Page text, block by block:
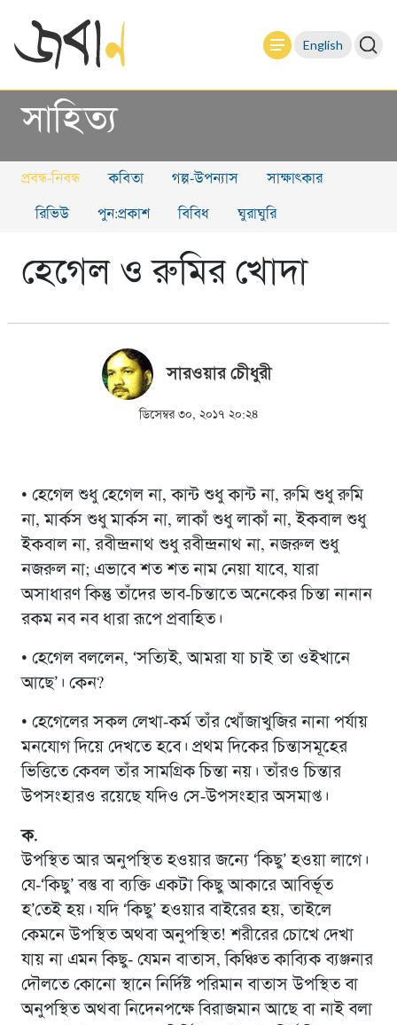
English
সাহিত্য
প্রবন্ধ-নিবন্ধ কবিতা গল্প-উপন্যাস সাক্ষাৎকার
রিভিউ পুন:প্রকাশ বিবিধ ঘুরাঘুরি
হেগেল ও রুমির খোদা
সারওয়ার চেীধুরী
ডিসেম্বর ৩০, ২০১৭ ২০:২৪
• হেগেল শুধু হেগেল না, কান্ট শুধু কান্ট না, রুমি শুধু রুমি
না, মার্কস শুধু মার্কস না, লাকাঁ শুধু লাকাঁ না, ইকবাল শুধু
ইকবাল না, রবীন্দ্রনাথ শুধু রবীন্দ্রনাথ না, নজরুল শুধু
নজরুল না; এভাবে শত শত নাম নেয়া যাবে, যারা
অসাধারণ কিন্তু তাঁদের ভাব-চিন্তাতে অনেকের চিন্তা নানান
রকম নব নব ধারা রূপে প্রবাহিত।
• হেগেল বললেন, ‘সত্যিই, আমরা যা চাই তা ওইখানে
আছে’। কেন?
• হেগেলের সকল লেখা-কর্ম তাঁর খোঁজাখুজির নানা পর্যায়
মনযোগ দিয়ে দেখতে হবে। প্রথম দিকের চিন্তাসমূহের
ভিত্তিতে কেবল তাঁর সামগ্রিক চিন্তা নয়। তাঁরও চিন্তার
উপসংহারও রয়েছে যদিও সে-উপসংহার অসমাপ্ত।
ক.
উপস্থিত আর অনুপস্থিত হওয়ার জন্যে ‘কিছু’ হওয়া লাগে।
যে-‘কিছু’ বস্তু বা ব্যক্তি একটা কিছু আকারে আবির্ভূত
হ’তেই হয়। যদি ‘কিছু’ হওয়ার বাইরের হয়, তাইলে
কেমনে উপস্থিত অথবা অনুপস্থিত! শরীরের চোখে দেখা
যায় না এমন কিছু- যেমন বাতাস, কিঞ্চিত কাব্যিক ব্যঞ্জনার
দৌলতে কোনো স্থানে নির্দিষ্ট পরিমান বাতাস উপস্থিত বা
অনুপস্থিত অথবা নিদেনপক্ষে বিরাজমান আছে বা নাই বলা